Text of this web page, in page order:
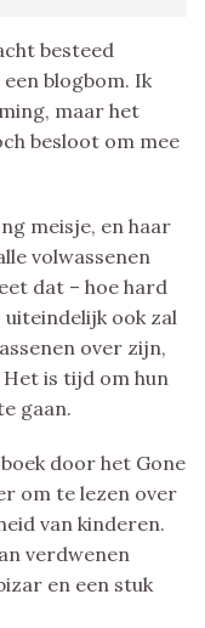
besteed
blogbom. Ik
maar het
besloot om mee
meisje, en haar
volwassenen
dat – hoe hard
ook zal
over zijn,
is tijd om hun
gaan.
door het Gone
om te lezen over
van kinderen.
verdwenen
en een stuk